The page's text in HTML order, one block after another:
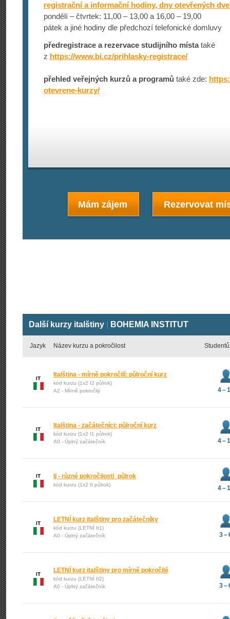
registrační a informační hodiny, dny otevřených
pondělí – čtvrtek: 11,00 – 13,00 a 16,00 – 19,00
pátek a jiné hodiny dle předchozí telefonické domluvy
předregistrace a rezervace studijního místataké
z https://www­.bi.cz/prihlas­ky-registrace/
přehled veřejných kurzů a programů také zde:
otevrene-kurzy/
Mám zájem Rezervovat
Další kurzy italštiny BOHEMIA INSTITUT
Jazyk Název kurzu a pokročilost Studentů
IT
Italština - mírně pokročilí: půlroční kurz
kód kurzu (1x2 I2 půlrok)
A2 - Mírně pokročilý
4 –
IT
Italština - začátečníci: půlroční kurz
kód kurzu (1x2 I1 půlrok)
A0 - Úplný začátečník
4 –
IT Ij - různé pokročilosti_půlrok
kód kurzu (1x2 It půlrok) 4 –
IT
LETNÍ kurz italštiny pro začátečníky
kód kurzu (LETNÍ It1)
A0 - Úplný začátečník
3 –
IT
LETNÍ kurz italštiny pro mírně pokročilé
kód kurzu (LETNÍ It2)
A0 - Úplný začátečník
3 –